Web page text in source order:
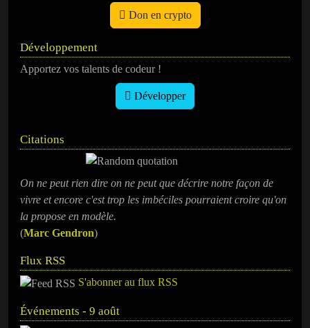
Don en crypto
Développement
Apportez vos talents de codeur !
Développer
Citations
On ne peut rien dire on ne peut que décrire notre façon de
vivre et encore c'est trop les imbéciles pourraient croire qu'on
la propose en modèle.
(Marc Gendron)
Flux RSS
S'abonner au flux RSS
Événements - 9 août